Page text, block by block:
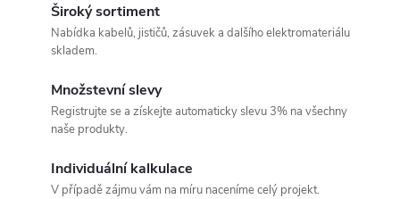
Široký sortiment
Nabídka kabelů, jističů, zásuvek a dalšího elektromateriálu
skladem.
Množstevní slevy
Registrujte se a získejte automaticky slevu 3% na všechny
naše produkty.
Individuální kalkulace
V případě zájmu vám na míru naceníme celý projekt.